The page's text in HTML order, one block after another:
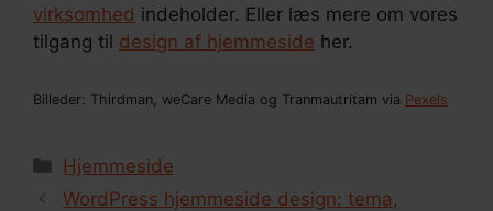
virksomhed indeholder. Eller læs mere om vores
tilgang til design af hjemmeside her.
Billeder: Thirdman, weCare Media og Tranmautritam via Pexels
Kategorier
Hjemmeside
WordPress hjemmeside design: tema,